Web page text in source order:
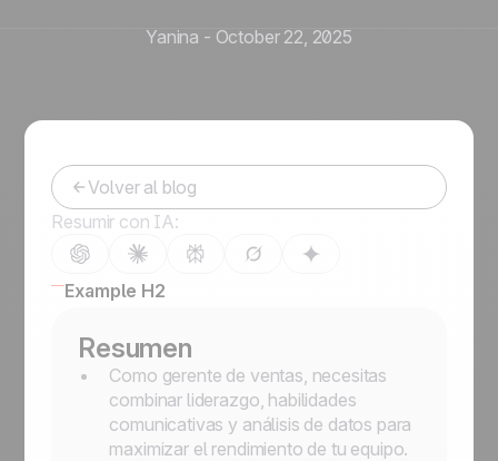
Yanina - October 22, 2025
Volver al blog
Resumir con IA:
Example H2
Resumen
Como gerente de ventas, necesitas
combinar liderazgo, habilidades
comunicativas y análisis de datos para
maximizar el rendimiento de tu equipo.